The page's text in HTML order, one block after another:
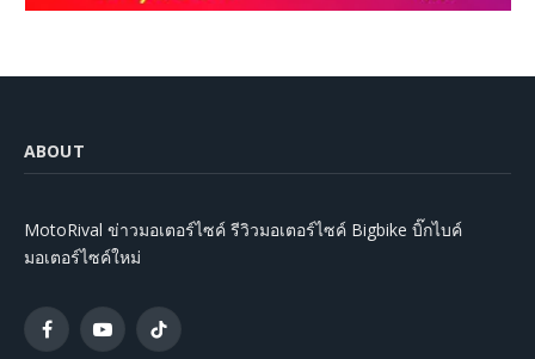
ABOUT
MotoRival ข่าวมอเตอร์ไซค์ รีวิวมอเตอร์ไซค์ Bigbike บิ๊กไบค์
มอเตอร์ไซค์ใหม่
FacebookYouTubeTikTok